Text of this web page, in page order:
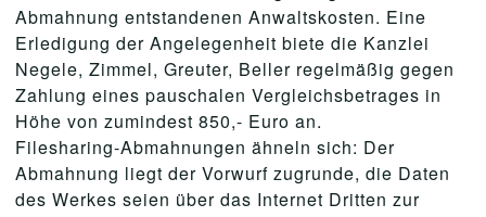
Abmahnung entstandenen Anwaltskosten. Eine
Erledigung der Angelegenheit biete die Kanzlei
Negele, Zimmel, Greuter, Beller regelmäßig gegen
Zahlung eines pauschalen Vergleichsbetrages in
Höhe von zumindest 850,- Euro an.
Filesharing-Abmahnungen ähneln sich: Der
Abmahnung liegt der Vorwurf zugrunde, die Daten
des Werkes seien über das Internet Dritten zur